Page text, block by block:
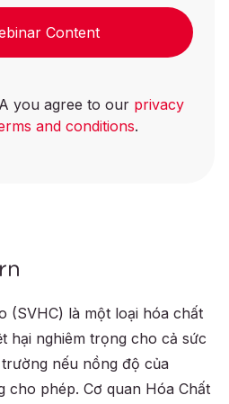
Content
you agree to our privacy
and conditions.
(SVHC) là một loại hóa chất
hại nghiêm trọng cho cả sức
nếu nồng độ của
cho phép. Cơ quan Hóa Chất